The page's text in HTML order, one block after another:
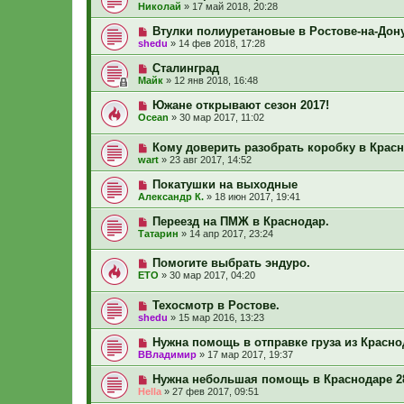
Николай » 17 май 2018, 20:28
Втулки полиуретановые в Ростове-на-
shedu » 14 фев 2018, 17:28
Сталинград
Майк » 12 янв 2018, 16:48
Южане открывают сезон 2017!
Ocean » 30 мар 2017, 11:02
Кому доверить разобрать коробку в
wart » 23 авг 2017, 14:52
Покатушки на выходные
Александр К. » 18 июн 2017, 19:41
Переезд на ПМЖ в Краснодар.
Татарин » 14 апр 2017, 23:24
Помогите выбрать эндуро.
ETO » 30 мар 2017, 04:20
Техосмотр в Ростове.
shedu » 15 мар 2016, 13:23
Нужна помощь в отправке груза из
ВВладимир » 17 мар 2017, 19:37
Нужна небольшая помощь в Краснодаре
Hella » 27 фев 2017, 09:51